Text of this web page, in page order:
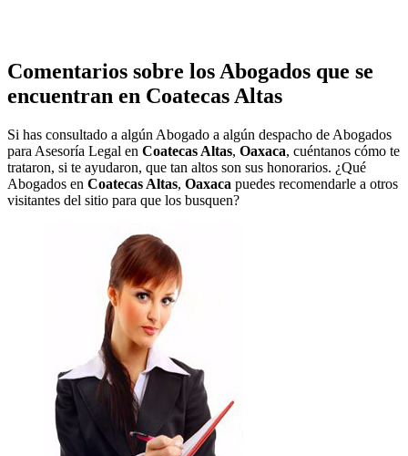
Comentarios sobre los Abogados que se
encuentran en Coatecas Altas
Si has consultado a algún Abogado a algún despacho de Abogados
para Asesoría Legal en Coatecas Altas, Oaxaca, cuéntanos cómo te
trataron, si te ayudaron, que tan altos son sus honorarios. ¿Qué
Abogados en Coatecas Altas, Oaxaca puedes recomendarle a otros
visitantes del sitio para que los busquen?